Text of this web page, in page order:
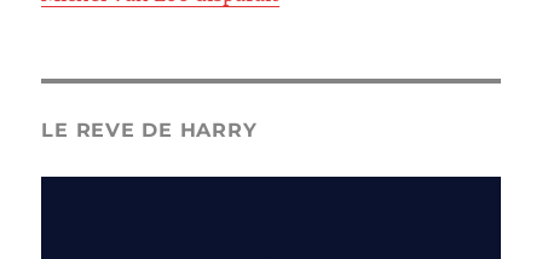
LE REVE DE HARRY